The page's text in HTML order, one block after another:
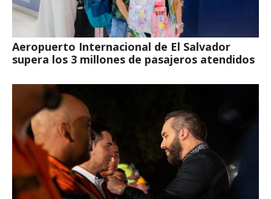
Aeropuerto Internacional de El Salvador
supera los 3 millones de pasajeros atendidos